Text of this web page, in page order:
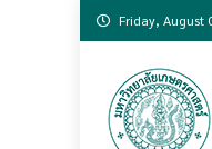
Skip
to
Friday, August